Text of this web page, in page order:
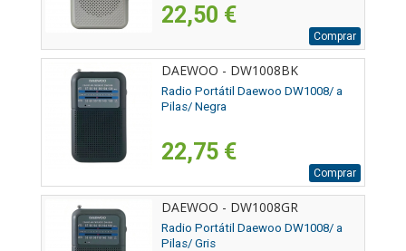
22,50 €
Comprar
DAEWOO - DW1008BK
Radio Portátil Daewoo DW1008/ a
Pilas/ Negra
22,75 €
Comprar
DAEWOO - DW1008GR
Radio Portátil Daewoo DW1008/ a
Pilas/ Gris